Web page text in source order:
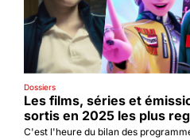
Dossiers
Les films, séries et
sortis en 2025 les plus
C'est l'heure du bilan des